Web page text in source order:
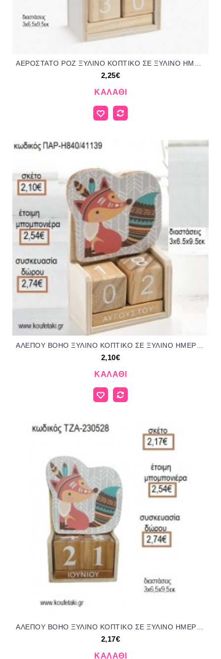
ΑΕΡΟΣΤΑΤΟ ΡΟΖ ΞΥΛΙΝΟ ΚΟΠΤΙΚΟ ΣΕ ΞΥΛΙΝΟ ΗΜΕΡΟΛΟΓΙΟ για μπομπονιέρες γούρι δώρο ΠΑΡ-Η990/92144 2.25€!!!
2,25€
ΚΑΛΆΘΙ
2,10€
ΚΑΛΆΘΙ
2,17€
ΚΑΛΆΘΙ